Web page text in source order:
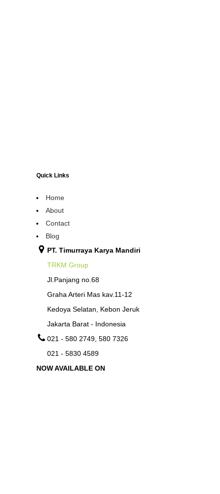
Quick Links
Home
About
Contact
Blog
PT. Timurraya Karya Mandiri
TRKM Group
Jl.Panjang no.68
Graha Arteri Mas kav.11-12
Kedoya Selatan, Kebon Jeruk
Jakarta Barat - Indonesia
021 - 580 2749, 580 7326
021 - 5830 4589
NOW AVAILABLE ON